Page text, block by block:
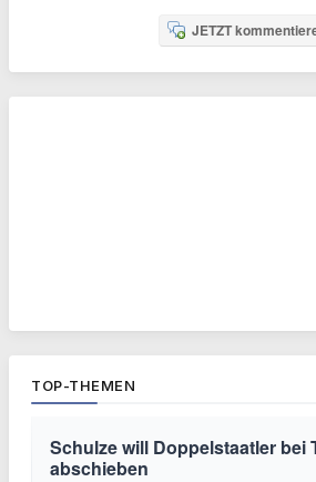
JETZT
TOP-THEMEN
Schulze will Doppelstaatler bei
abschieben